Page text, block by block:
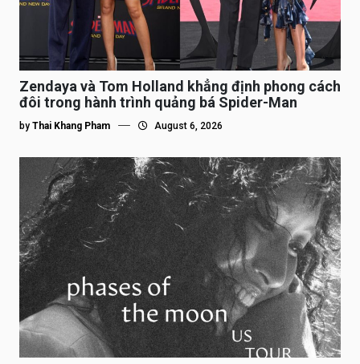
Zendaya và Tom Holland khẳng định phong cách
đôi trong hành trình quảng bá Spider-Man
by Thai Khang Pham August 6, 2026